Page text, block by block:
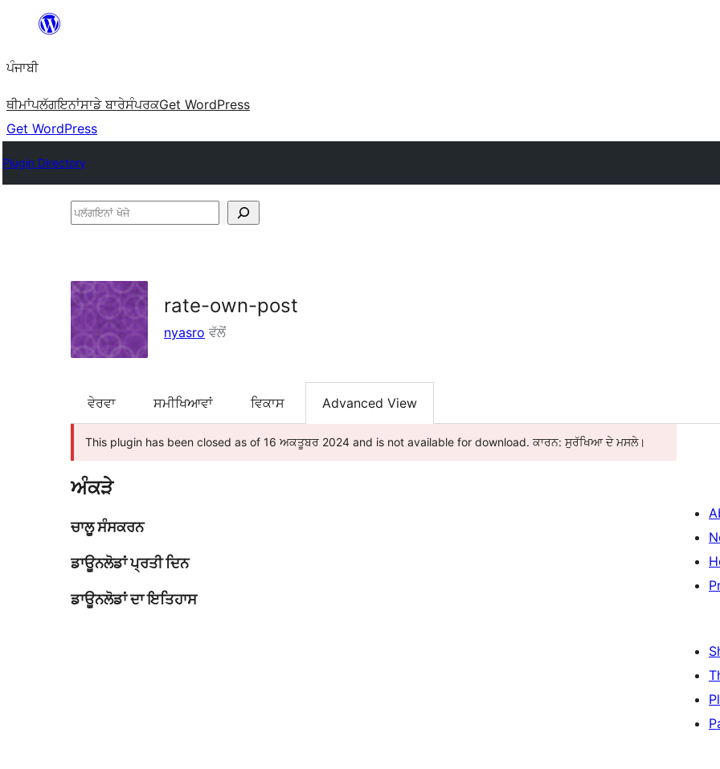
'ਤੇ
ਜਾਓ
ਪੰਜਾਬੀ
ਥੀਮਾਂਪਲੱਗਇਨਾਂਸਾਡੇ ਬਾਰੇਸੰਪਰਕGet WordPress
Get WordPress
Plugin Directory
ਪਲੱਗਇਨਾਂ
rate-own-post
nyasro ਵੱਲੋਂ
ਵੇਰਵਾ ਸਮੀਖਿਆਵਾਂ ਵਿਕਾਸ Advanced View
This plugin has been closed as of 16 ਅਕਤੂਬਰ 2024 and is not available for download. ਕਾਰਨ: ਸੁਰੱਖਿਆ ਦੇ ਮਸਲੇ।
ਅੰਕੜੇ
ਚਾਲੂ ਸੰਸਕਰਨ
ਡਾਊਨਲੋਡਾਂ ਪ੍ਰਤੀ ਦਿਨ
ਡਾਊਨਲੋਡਾਂ ਦਾ ਇਤਿਹਾਸ